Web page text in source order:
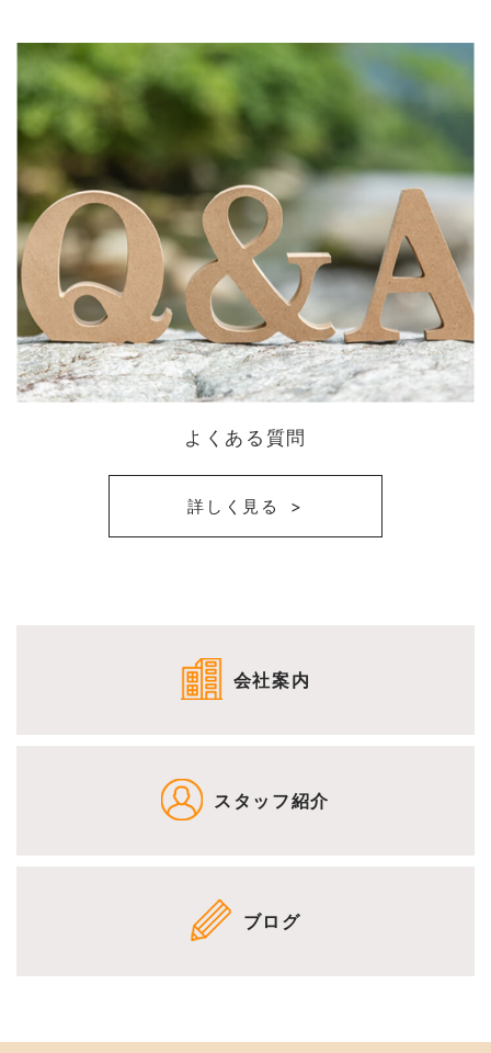
よくある質問
詳しく見る
会社案内
スタッフ紹介
ブログ